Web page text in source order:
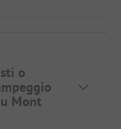
o
Mont